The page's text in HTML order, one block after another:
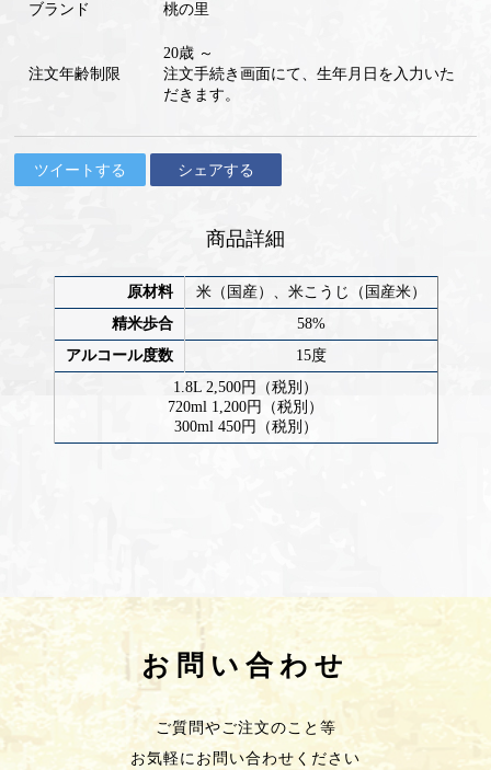
ブランド 桃の里
注文年齢制限
20歳 ～
注文手続き画面にて、生年月日を入力いた
だきます。
ツイートする シェアする
商品詳細
原材料
米（国産）、米こうじ（国産米）
精米歩合
58%
アルコール度数
15度
1.8L 2,500円（税別）
720ml 1,200円（税別）
300ml 450円（税別）
お問い合わせ
ご質問やご注文のこと等
お気軽にお問い合わせください